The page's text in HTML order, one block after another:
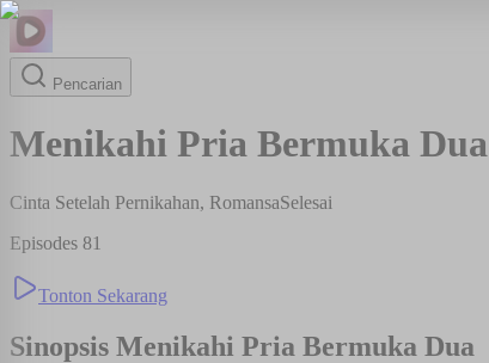
Pencarian
Menikahi Pria Bermuka Dua
Cinta Setelah Pernikahan, RomansaSelesai
Episodes 81
Tonton Sekarang
Sinopsis Menikahi Pria Bermuka Dua